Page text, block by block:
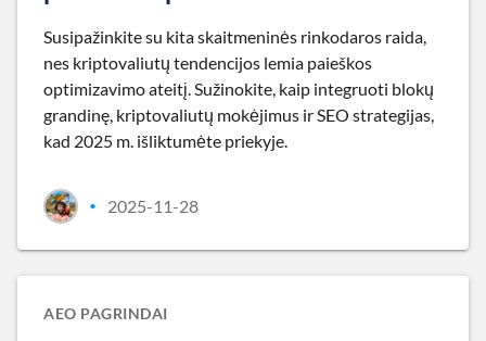
Susipažinkite su kita skaitmeninės rinkodaros raida,
nes kriptovaliutų tendencijos lemia paieškos
optimizavimo ateitį. Sužinokite, kaip integruoti blokų
grandinę, kriptovaliutų mokėjimus ir SEO strategijas,
kad 2025 m. išliktumėte priekyje.
• 2025-11-28
AEO PAGRINDAI